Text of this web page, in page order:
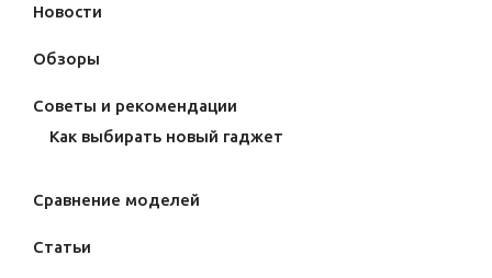
Новости
Обзоры
Советы и рекомендации
Как выбирать новый гаджет
Сравнение моделей
Статьи